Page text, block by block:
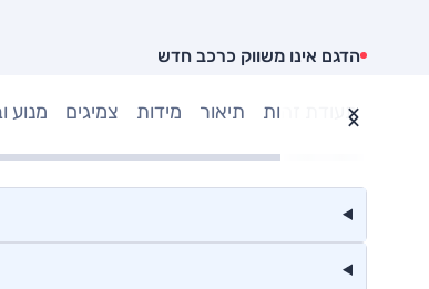
הדגם אינו משווק כרכב חדש
תעודת זהות תיאור מידות צמיגים מנוע